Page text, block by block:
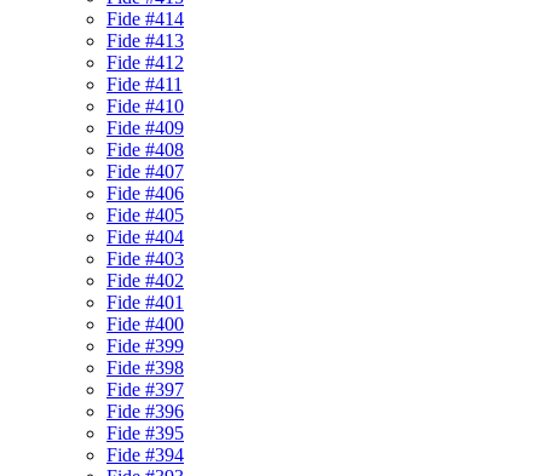
Fide #414
Fide #413
Fide #412
Fide #411
Fide #410
Fide #409
Fide #408
Fide #407
Fide #406
Fide #405
Fide #404
Fide #403
Fide #402
Fide #401
Fide #400
Fide #399
Fide #398
Fide #397
Fide #396
Fide #395
Fide #394